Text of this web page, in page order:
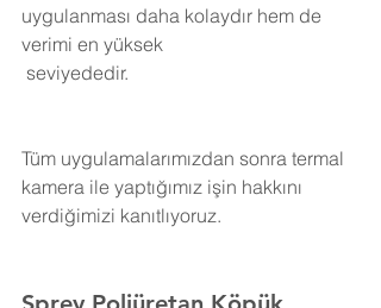
uygulanması daha kolaydır hem de
verimi en yüksek
seviyededir.
Tüm uygulamalarımızdan sonra termal
kamera ile yaptığımız işin hakkını
verdiğimizi kanıtlıyoruz.